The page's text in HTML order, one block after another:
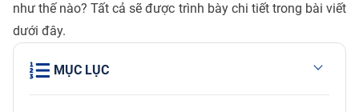
như thế nào? Tất cả sẽ được trình bày chi tiết trong bài viết
dưới đây.
MỤC LỤC